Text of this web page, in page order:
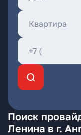
Поиск
Ленина в г.